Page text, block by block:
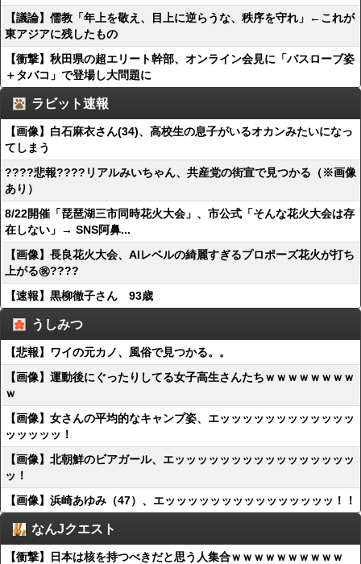
【議論】儒教「年上を敬え、目上に逆らうな、秩序を守れ」←これが
東アジアに残したもの
【衝撃】秋田県の超エリート幹部、オンライン会見に「バスローブ姿
＋タバコ」で登場し大問題に
ラビット速報
【画像】白石麻衣さん(34)、高校生の息子がいるオカンみたいになっ
てしまう
????悲報????リアルみいちゃん、共産党の街宣で見つかる（※画像
あり）
8/22開催「琵琶湖三市同時花火大会」、市公式「そんな花火大会は存
在しない」→ SNS阿鼻...
【画像】長良花火大会、AIレベルの綺麗すぎるプロポーズ花火が打ち
上がる㊗????
【速報】黒柳徹子さん 93歳
うしみつ
【悲報】ワイの元カノ、風俗で見つかる。。
【画像】運動後にぐったりしてる女子高生さんたちｗｗｗｗｗｗｗｗ
ｗ
【画像】女さんの平均的なキャンプ姿、エッッッッッッッッッッッッ
ッッッッッ！
【画像】北朝鮮のビアガール、エッッッッッッッッッッッッッッッッ
ッ！
【画像】浜崎あゆみ（47）、エッッッッッッッッッッッッッッッ！！
なんJクエスト
【衝撃】日本は核を持つべきだと思う人集合ｗｗｗｗｗｗｗｗｗｗ